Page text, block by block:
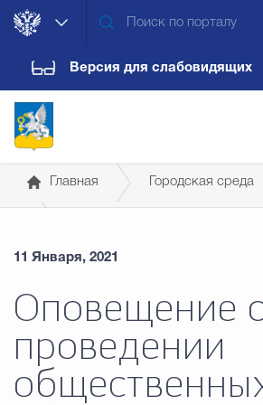
Версия для слабовидящих
Новости
Главная Городская среда
11 Января, 2021
Оповещение
проведении